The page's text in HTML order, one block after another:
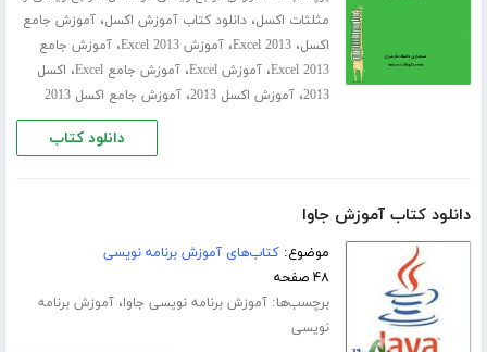
مثلثات اکسل،دانلود کتاب آموزش اکسل،آموزش جامع
اکسل،Excel 2013،آموزش Excel 2013 ،آموزش جامع
Excel 2013،آموزش Excel ،آموزش جامع Excel ، اکسل
2013،آموزش اکسل 2013 ،آموزش جامع اکسل 2013
دانلود کتاب
دانلود کتاب آموزش جاوا
موضوع:کتاب‌های آموزش برنامه نویسی
۴۸ صفحه
برچسب‌ها:آموزش برنامه نویسی جاوا،آموزش برنامه
نویسی